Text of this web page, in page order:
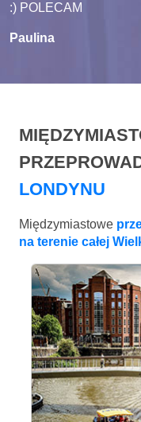
:) POLECAM
Paulina
LONDYNU
Międzymiastowe
na terenie całej